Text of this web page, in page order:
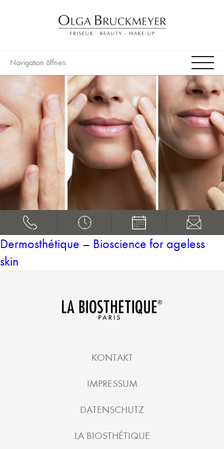
Navigation öffnen
Dermosthétique – Bioscience for ageless
skin
KONTAKT
IMPRESSUM
DATENSCHUTZ
LA BIOSTHÉTIQUE